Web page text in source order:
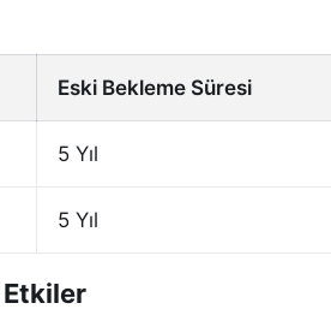
Eski Bekleme Süresi
5 Yıl
5 Yıl
Etkiler